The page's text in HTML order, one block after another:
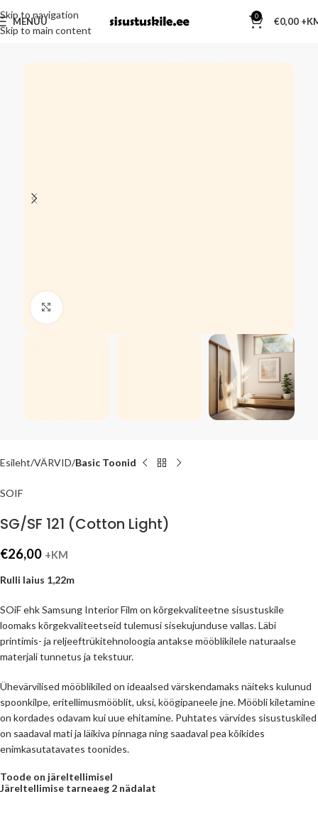
Skip to navigation
Skip to main content
MENÜÜ 0 €0,00
Kliki suurendamiseks
Esileht VÄRVID Basic Toonid
SOIF
SG/SF 121 (Cotton Light)
€26,00 +KM
Rulli laius 1,22m
SOiF ehk Samsung Interior Film on kõrgekvaliteetne sisustuskile
loomaks kõrgekvaliteetseid tulemusi sisekujunduse vallas. Läbi
printimis- ja reljeeftrükitehnoloogia antakse mööblikilele naturaalse
materjali tunnetus ja tekstuur.
Ühevärvilised mööblikiled on ideaalsed värskendamaks näiteks kulunud
spoonkilpe, eritellimusmööblit, uksi, köögipaneele jne. Mööbli kiletamine
on kordades odavam kui uue ehitamine. Puhtates värvides sisustuskiled
on saadaval mati ja läikiva pinnaga ning saadaval pea kõikides
enimkasutatavates toonides.
Toode on järeltellimisel
Järeltellimise tarneaeg 2 nädalat